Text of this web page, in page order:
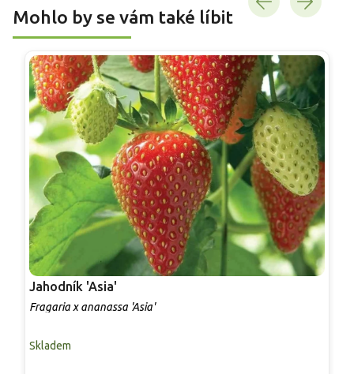
Mohlo by se vám také líbit
Jahodník 'Asia'
Fragaria x ananassa 'Asia'
Skladem